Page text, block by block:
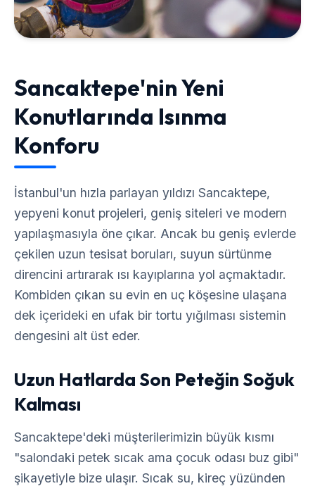
Sancaktepe'nin Yeni
Konutlarında Isınma
Konforu
İstanbul'un hızla parlayan yıldızı Sancaktepe,
yepyeni konut projeleri, geniş siteleri ve modern
yapılaşmasıyla öne çıkar. Ancak bu geniş evlerde
çekilen uzun tesisat boruları, suyun sürtünme
direncini artırarak ısı kayıplarına yol açmaktadır.
Kombiden çıkan su evin en uç köşesine ulaşana
dek içerideki en ufak bir tortu yığılması sistemin
dengesini alt üst eder.
Uzun Hatlarda Son Peteğin Soğuk
Kalması
Sancaktepe'deki müşterilerimizin büyük kısmı
"salondaki petek sıcak ama çocuk odası buz gibi"
şikayetiyle bize ulaşır. Sıcak su, kireç yüzünden